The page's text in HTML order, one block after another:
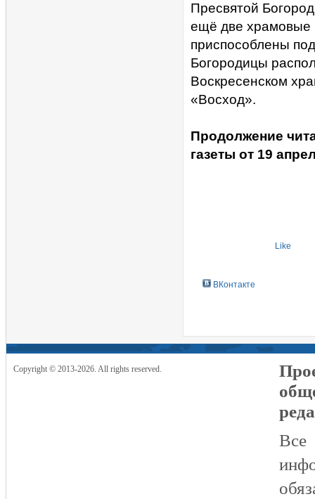
Пресвятой
ещё две храмовые
приспособлены
Богородицы
Воскресенском
«Восход».
Продолжение
газеты от 19
Like
ВКонтакте
Copyright © 2013-2026. All rights reserved.